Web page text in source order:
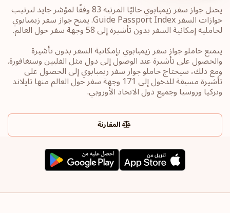
يحتل جواز سفر زيمبابوي حاليًا المرتبة 83 وفقًا لمؤشر جايد لترتيب
جوازات السفر Guide Passport Index. يمنح جواز سفر زيمبابوي
لحامليه إمكانية السفر بدون تأشيرة إلى 58 وجهة سفر حول العالم.
يتمتع حاملو جواز سفر زيمبابوي بإمكانية السفر بدون تأشيرة
والحصول على تأشيرة عند الوصول إلى دول مثل الفلبين وسنغافورة.
ومع ذلك، سيحتاج حاملو جواز سفر زيمبابوي إلى الحصول على
تأشيرة مسبقة للدخول إلى 171 وجهة سفر حول العالم منها تايلاند
وتركيا وروسيا وجميع دول الاتحاد الأوروبي.
المقارنة